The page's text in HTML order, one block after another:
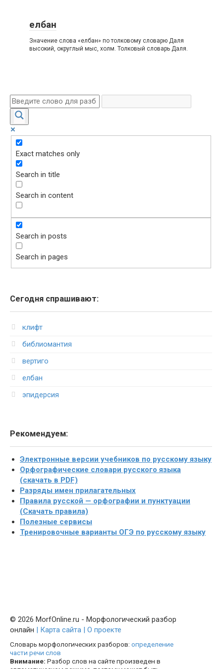
елбан
Значение слова «елбан» по толковому словарю Даля
высокий, округлый мыс, холм. Толковый словарь Даля.
Exact matches only
Search in title
Search in content
Search in posts
Search in pages
Сегодня спрашивают:
клифт
библиомантия
вертиго
елбан
эпидерсия
Рекомендуем:
Электронные версии учебников по русскому языку
Орфографические словари русского языка
(скачать в PDF)
Разряды имен прилагательных
Правила русской — орфографии и пунктуации
(Скачать правила)
Полезные сервисы
Тренировочные варианты ОГЭ по русскому языку
© 2026 MorfOnline.ru - Морфологический разбор
онлайн | Карта сайта | О проекте
Словарь морфологических разборов: определение
части речи слов
Внимание: Разбор слов на сайте произведен в